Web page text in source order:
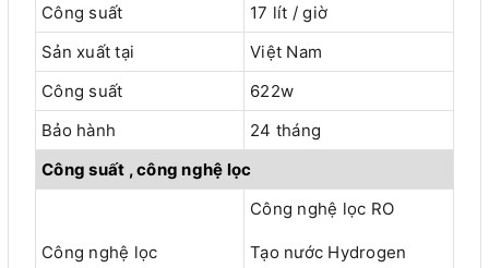
Công suất
17 lít / giờ
Sản xuất tại
Việt Nam
Công suất
622w
Bảo hành
24 tháng
Công suất , công nghệ lọc
Công nghệ lọc
Công nghệ lọc RO
Tạo nước Hydrogen